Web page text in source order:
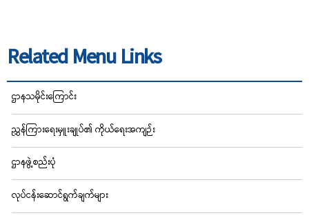
Related Menu Links
ဌာနသမိုင်းကြောင်း
ညွှန်ကြားရေးမှူးချုပ်၏ ကိုယ်ရေးအကျဉ်း
ဌာနဖွဲ့စည်းပုံ
လုပ်ငန်းဆောင်ရွက်ချက်များ